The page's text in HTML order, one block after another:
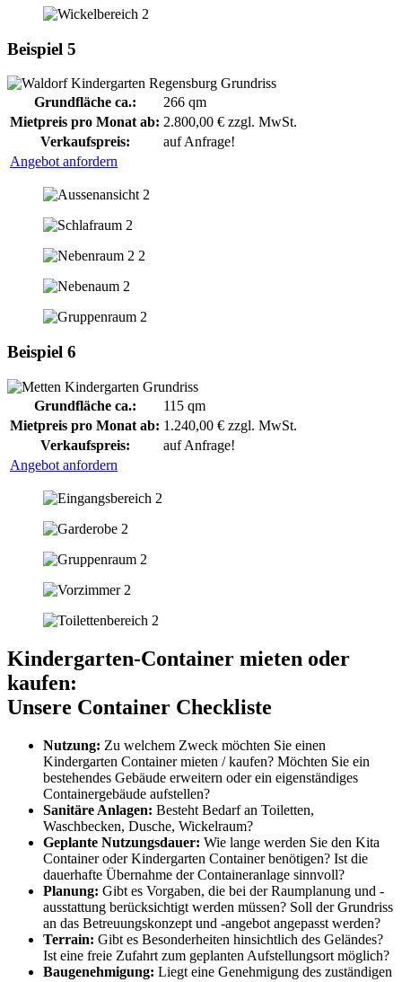
Beispiel 5
Grundfläche ca.:
266 qm
Mietpreis pro Monat ab: 2.800,00 € zzgl. MwSt.
Verkaufspreis:
auf Anfrage!
Angebot anfordern
Beispiel 6
Grundfläche ca.:
115 qm
Mietpreis pro Monat ab: 1.240,00 € zzgl. MwSt.
Verkaufspreis:
auf Anfrage!
Angebot anfordern
Kindergarten-Container mieten oder
kaufen:
Unsere Container Checkliste
Nutzung: Zu welchem Zweck möchten Sie einen
Kindergarten Container mieten / kaufen? Möchten Sie ein
bestehendes Gebäude erweitern oder ein eigenständiges
Containergebäude aufstellen?
Sanitäre Anlagen: Besteht Bedarf an Toiletten,
Waschbecken, Dusche, Wickelraum?
Geplante Nutzungsdauer: Wie lange werden Sie den Kita
Container oder Kindergarten Container benötigen? Ist die
dauerhafte Übernahme der Containeranlage sinnvoll?
Planung: Gibt es Vorgaben, die bei der Raumplanung und -
ausstattung berücksichtigt werden müssen? Soll der Grundriss
an das Betreuungskonzept und -angebot angepasst werden?
Terrain: Gibt es Besonderheiten hinsichtlich des Geländes?
Ist eine freie Zufahrt zum geplanten Aufstellungsort möglich?
Baugenehmigung: Liegt eine Genehmigung des zuständigen